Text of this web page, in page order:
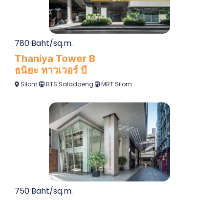
780 Baht/sq.m.
Thaniya Tower B
ธนิยะ ทาวเวอร์ บี
Silom BTS Saladaeng MRT Silom
750 Baht/sq.m.